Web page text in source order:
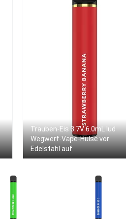
Trauben-Eis 3.7V 6.0mL lud
Wegwerf-Vape-Hülse vor
Edelstahl auf